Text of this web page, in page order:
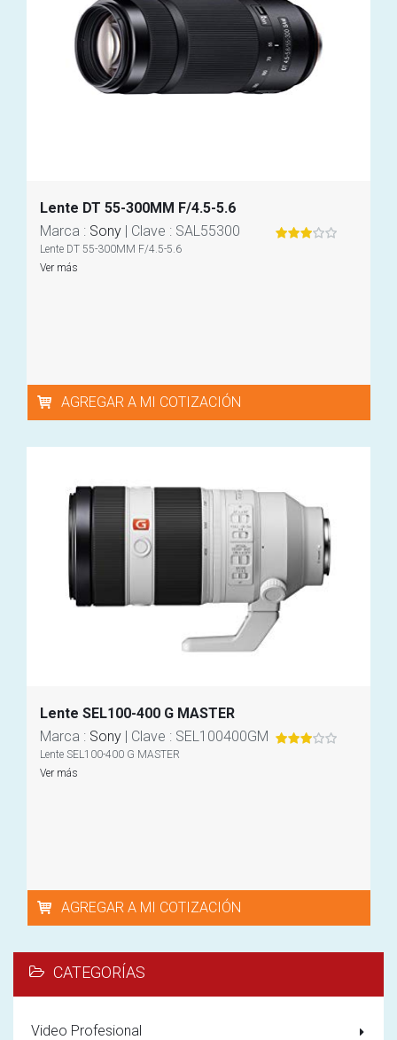
Lente DT 55-300MM F/4.5-5.6
Marca : Sony | Clave : SAL55300
Lente DT 55-300MM F/4.5-5.6
Ver más
AGREGAR A MI COTIZACIÓN
Lente SEL100-400 G MASTER
Marca : Sony | Clave : SEL100400GM
Lente SEL100-400 G MASTER
Ver más
AGREGAR A MI COTIZACIÓN
CATEGORÍAS
Video Profesional